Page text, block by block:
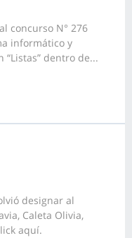
concurso N° 276
informático y
dentro de...
designar al
Caleta Olivia,
aquí.